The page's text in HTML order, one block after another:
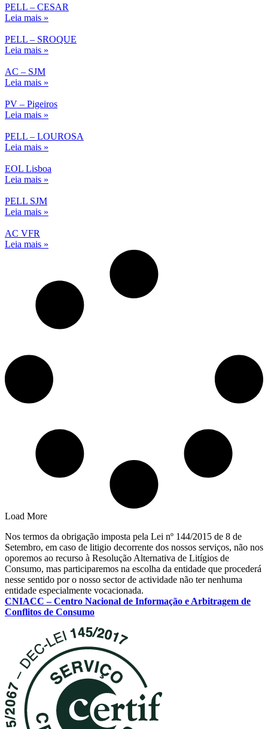
PELL – CESAR
Leia mais »
PELL – SROQUE
Leia mais »
AC – SJM
Leia mais »
PV – Pigeiros
Leia mais »
PELL – LOUROSA
Leia mais »
EOL Lisboa
Leia mais »
PELL SJM
Leia mais »
AC VFR
Leia mais »
Load More
Nos termos da obrigação imposta pela Lei nº 144/2015 de 8 de
Setembro, em caso de litigio decorrente dos nossos serviços, não nos
oporemos ao recurso à Resolução Alternativa de Litígios de
Consumo, mas participaremos na escolha da entidade que procederá
nesse sentido por o nosso sector de actividade não ter nenhuma
entidade especialmente vocacionada.
CNIACC – Centro Nacional de Informação e Arbitragem de
Conflitos de Consumo